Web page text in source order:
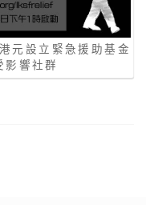
元設立緊急援助基金
影響社群